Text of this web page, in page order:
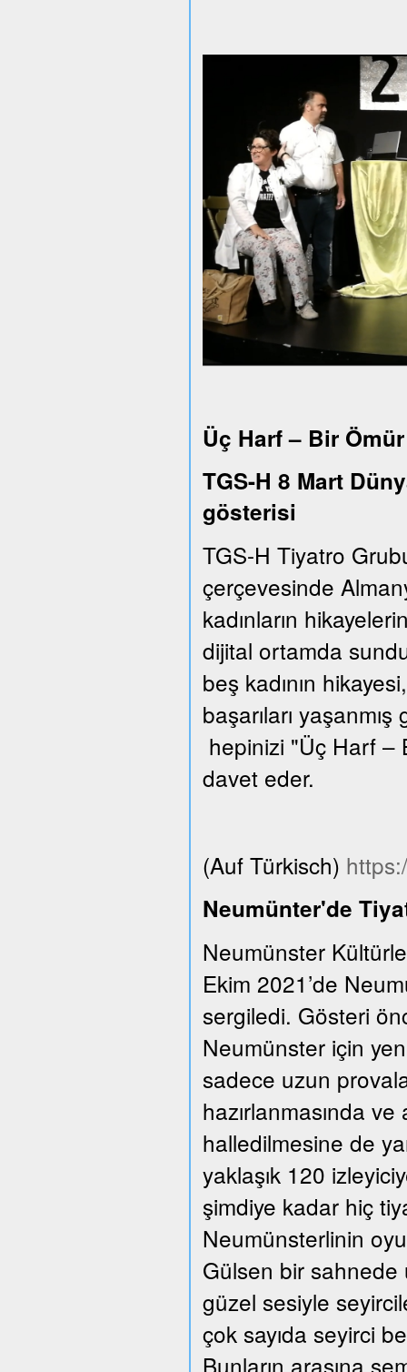
Üç Harf – Bir
TGS-H 8 Mart
gösterisi
TGS-H Tiyatro
çerçevesinde
kadınların
dijital ortamda
beş kadının
başarıları
hepinizi "Üç Harf –
davet eder.
(Auf Türkisch)
Neumünter'de
Neumünster
Ekim 2021’de
sergiledi. Gösteri
Neumünster için
sadece uzun
hazırlanmasında
halledilmesine de
yaklaşık 120
şimdiye kadar hiç
Neumünsterlinin
Gülsen bir sahnede
güzel sesiyle
çok sayıda seyirci
Bunların arasına